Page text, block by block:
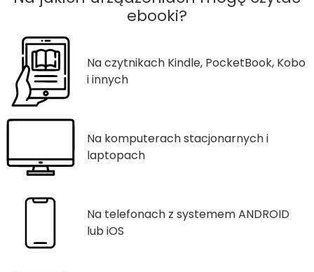
ebooki?
Na czytnikach Kindle, PocketBook, Kobo
i innych
Na komputerach stacjonarnych i
laptopach
Na telefonach z systemem ANDROID
lub iOS